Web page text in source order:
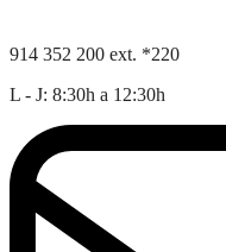
914 352 200 ext. *220
L - J: 8:30h a 12:30h